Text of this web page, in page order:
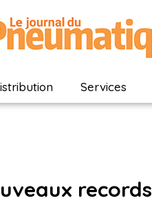
Services
records